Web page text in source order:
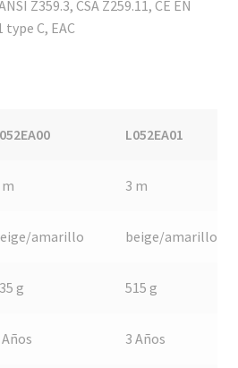
Z359.3, CSA Z259.11, CE EN
type C, EAC
L052EA01
m 3 m
amarillo beige/amarillo
g 515 g
Años 3 Años